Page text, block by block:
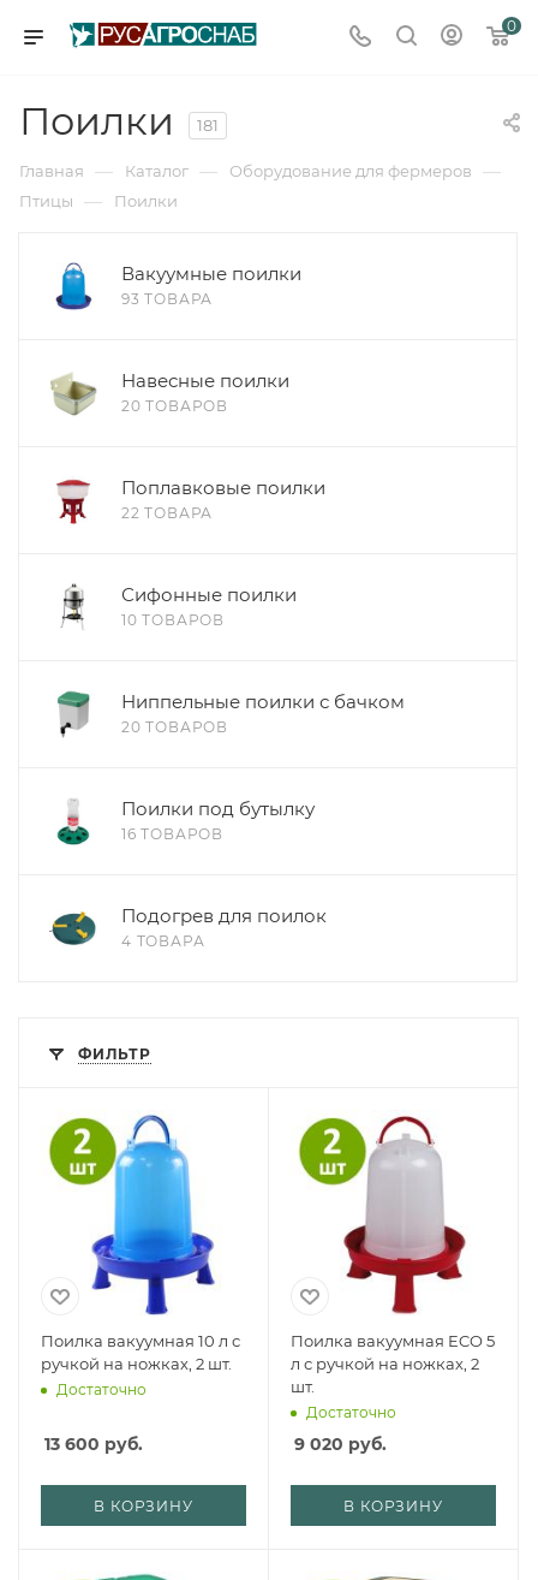
0
Поилки 181
Главная — Каталог — Оборудование для фермеров —
Птицы — Поилки
Вакуумные поилки
93 ТОВАРА
Навесные поилки
20 ТОВАРОВ
Поплавковые поилки
22 ТОВАРА
Сифонные поилки
10 ТОВАРОВ
Ниппельные поилки с бачком
20 ТОВАРОВ
Поилки под бутылку
16 ТОВАРОВ
Подогрев для поилок
4 ТОВАРА
ФИЛЬТР
Поилка вакуумная 10 л с
ручкой на ножках, 2 шт.
Достаточно
13 600 руб.
В КОРЗИНУ
Поилка вакуумная ECO 5
л с ручкой на ножках, 2
шт.
Достаточно
9 020 руб.
В КОРЗИНУ